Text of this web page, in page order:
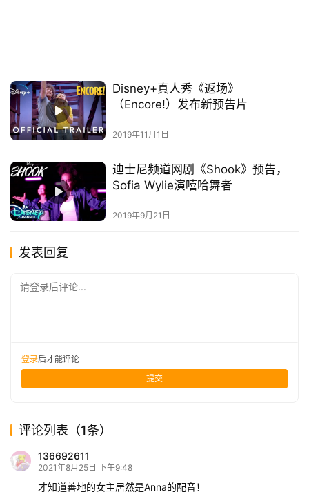
Disney+真人秀《返场》
（Encore!）发布新预告片
2019年11月1日
迪士尼频道网剧《Shook》预告，
Sofia Wylie演嘻哈舞者
2019年9月21日
发表回复
请登录后评论...
登录后才能评论
提交
评论列表（1条）
136692611
2021年8月25日 下午9:48
才知道善地的女主居然是Anna的配音！